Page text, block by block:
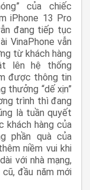
của chiếc
iPhone 13 Pro
đang tiếp tục
VinaPhone vẫn
từ khách hàng
lên hệ thống
được thông tin
thưởng “dế xịn”
trình thì đang
là tuần quyết
khách hàng của
phần quà của
niềm vui khi
với nhà mạng,
đầu năm mới